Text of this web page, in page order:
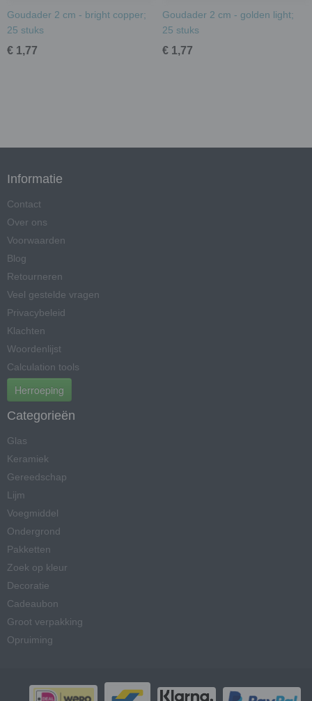
Goudader 2 cm - bright copper;
25 stuks
€ 1,77
Goudader 2 cm - golden light;
25 stuks
€ 1,77
Informatie
Contact
Over ons
Voorwaarden
Blog
Retourneren
Veel gestelde vragen
Privacybeleid
Klachten
Woordenlijst
Calculation tools
Herroeping
Categorieën
Glas
Keramiek
Gereedschap
Lijm
Voegmiddel
Ondergrond
Pakketten
Zoek op kleur
Decoratie
Cadeaubon
Groot verpakking
Opruiming